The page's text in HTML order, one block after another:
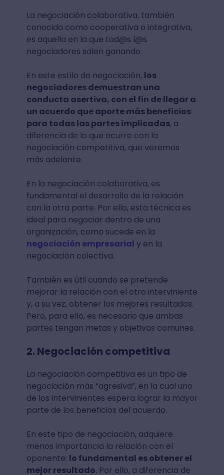
La negociación colaborativa, también
conocida como cooperativa o integrativa,
es aquella en la que tod@s l@s
negociadores salen ganando.
En este estilo de negociación, los
negociadores demuestran una
conducta asertiva, con el fin de llegar a
un acuerdo que aporte más beneficios
para todas las partes implicadas, a
diferencia de lo que ocurre con la
negociación competitiva, que veremos
más adelante.
En la negociación colaborativa, es
fundamental el desarrollo de la relación
con la otra parte. Por ello, esta técnica es
ideal para negociar dentro de una
organización, como sucede en la
negociación empresarial y en la
negociación colectiva.
También es útil cuando se pretende
mejorar la relación con el otro interviniente
y, a su vez, obtener los mejores resultados.
Pero, para ello, es necesario que ambas
partes tengan metas y objetivos comunes.
2. Negociación competitiva
La negociación competitiva es un tipo de
negociación más “agresiva”, en la cual uno
de los intervinientes espera lograr la mayor
parte de los beneficios del acuerdo.
En este tipo de negociación, adquiere
menos importancia la relación con el
oponente: lo fundamental es obtener el
mejor resultado. Por ello, a diferencia de